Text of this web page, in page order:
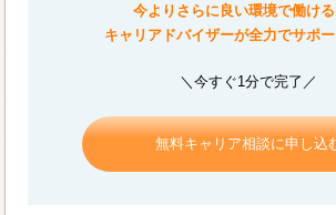
今よりさらに良い環境で働ける
キャリアドバイザーが全力でサポ
＼今すぐ1分で完了／
無料キャリア相談に申し込